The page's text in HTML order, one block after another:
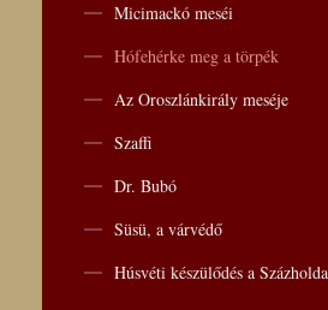
Micimackó meséi
Hófehérke meg a törpék
Az Oroszlánkirály meséje
Szaffi
Dr. Bubó
Süsü, a várvédő
Húsvéti készülődés a